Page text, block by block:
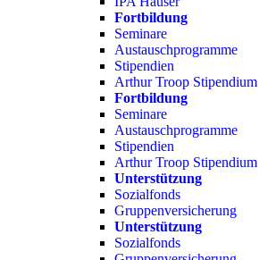
Fortbildung
Seminare
Austauschprogramme
Stipendien
Arthur Troop Stipendium
Fortbildung
Seminare
Austauschprogramme
Stipendien
Arthur Troop Stipendium
Unterstützung
Sozialfonds
Gruppenversicherung
Unterstützung
Sozialfonds